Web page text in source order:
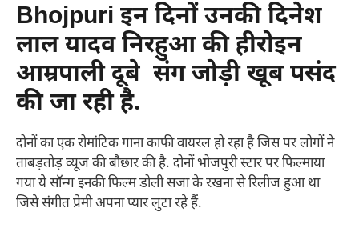
Bhojpuri इन दिनों उनकी दिनेश
लाल यादव निरहुआ की हीरोइन
आम्रपाली दूबे संग जोड़ी खूब पसंद
की जा रही है.
दोनों का एक रोमांटिक गाना काफी वायरल हो रहा है जिस पर लोगों ने
ताबड़तोड़ व्यूज की बौछार की है. दोनों भोजपुरी स्टार पर फिल्माया
गया ये सॉन्ग इनकी फिल्म डोली सजा के रखना से रिलीज हुआ था
जिसे संगीत प्रेमी अपना प्यार लुटा रहे हैं.